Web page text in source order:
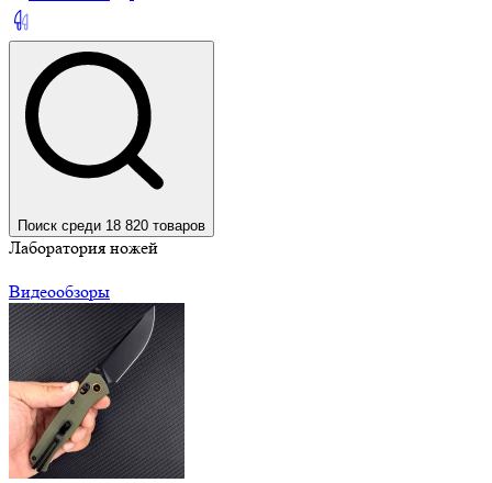
Поиск среди 18 820 товаров
Лаборатория ножей
Видеообзоры